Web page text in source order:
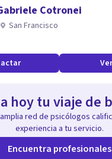
Cotronei
San Francisco
hoy tu viaje de
red de psicólogos
experiencia a tu servicio.
Encuentra profesionales